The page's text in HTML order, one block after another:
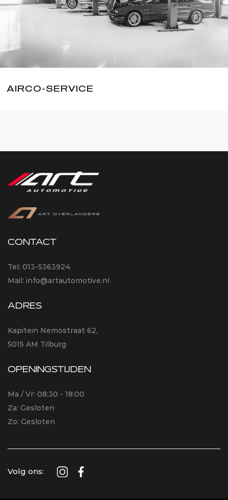
AIRCO-SERVICE
CONTACT
Tel: 013-5363924
Mail: info@artautomotive.nl
ADRES
Kapitein Nemostraat 62,
5015 AM Tilburg
OPENINGSTIJDEN
Ma / Vr: 08:30 - 18:00
Za: Gesloten
Zo: Gesloten
Volg ons: